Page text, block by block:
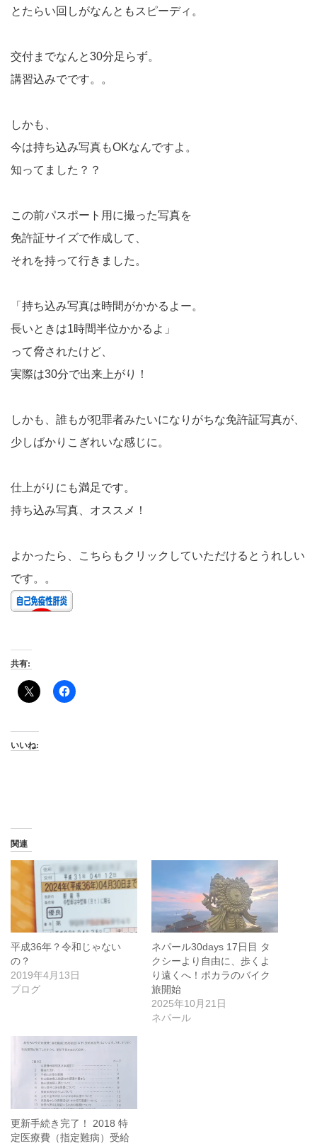
とたらい回しがなんともスピーディ。
交付までなんと30分足らず。
講習込みでです。。
しかも、
今は持ち込み写真もOKなんですよ。
知ってました？？
この前パスポート用に撮った写真を
免許証サイズで作成して、
それを持って行きました。
「持ち込み写真は時間がかかるよー。
長いときは1時間半位かかるよ」
って脅されたけど、
実際は30分で出来上がり！
しかも、誰もが犯罪者みたいになりがちな免許証写真が、
少しばかりこぎれいな感じに。
仕上がりにも満足です。
持ち込み写真、オススメ！
よかったら、こちらもクリックしていただけるとうれしい
です。。
共有:
いいね:
関連
平成36年？令和じゃない
の？
2019年4月13日
ブログ
ネパール30days 17日目 タ
クシーより自由に、歩くよ
り遠くへ！ポカラのバイク
旅開始
2025年10月21日
ネパール
更新手続き完了！ 2018 特
定医療費（指定難病）受給